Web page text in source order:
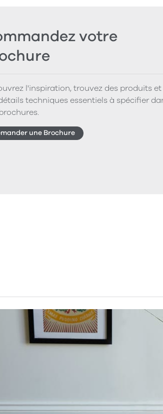
votre
l'inspiration, trouvez des produits et
techniques essentiels à spécifier
une Brochure